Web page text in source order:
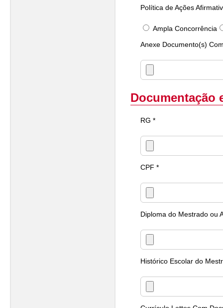
Política de Ações
Ampla Concorrência
Anexe Documento(s)
Documentação
RG *
CPF *
Diploma do Mestrado ou
Histórico Escolar do